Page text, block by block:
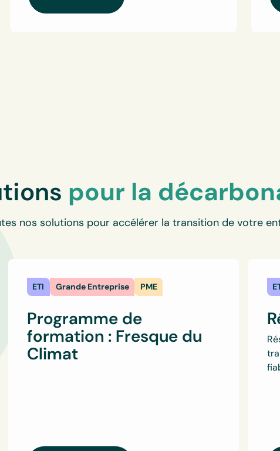
pour la
nos solutions pour accélérer la transition de votre
ETI Grande Entreprise PME
Programme de
formation : Fresque du
Climat